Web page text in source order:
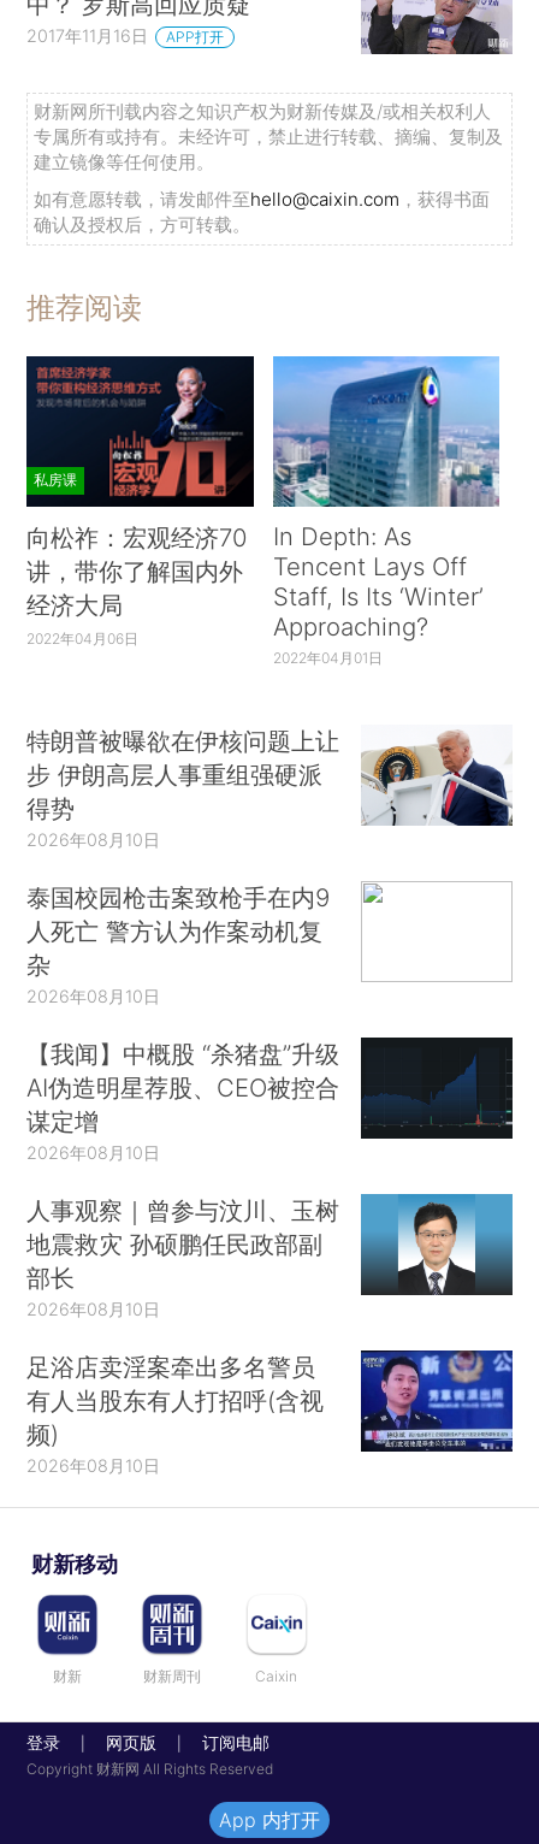
2017年11月16日 APP打开
财新网所刊载内容之知识产权为财新传媒及/或相关权利人
专属所有或持有。未经许可，禁止进行转载、摘编、复制及
建立镜像等任何使用。
如有意愿转载，请发邮件至hello@caixin.com ，获得书面
确认及授权后，方可转载。
推荐阅读
私房课
向松祚：宏观经济70
讲，带你了解国内外
经济大局
2022年04月06日
In Depth: As
Tencent Lays Off
Staff, Is Its ‘Winter’
Approaching?
2022年04月01日
特朗普被曝欲在伊核问题上让
步 伊朗高层人事重组强硬派
得势
2026年08月10日
泰国校园枪击案致枪手在内9
人死亡 警方认为作案动机复
杂
2026年08月10日
【我闻】中概股 “杀猪盘”升级
AI伪造明星荐股、CEO被控合
谋定增
2026年08月10日
人事观察｜曾参与汶川、玉树
地震救灾 孙硕鹏任民政部副
部长
2026年08月10日
足浴店卖淫案牵出多名警员
有人当股东有人打招呼(含视
频)
2026年08月10日
财新移动
财新 财新周刊 Caixin
登录 网页版 订阅电邮
Copyright 财新网 All Rights Reserved
App 内打开